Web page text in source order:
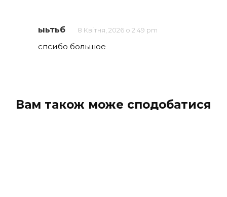
ыьтьб 8 Квітня, 2026 о 2:49 pm
спсибо большое
Вам також може сподобатися